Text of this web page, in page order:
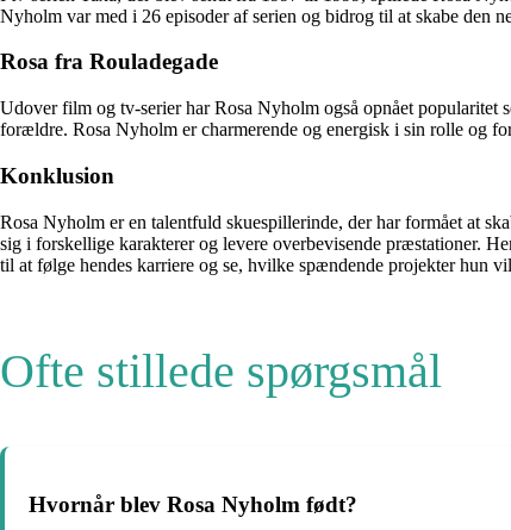
Nyholm var med i 26 episoder af serien og bidrog til at skabe den
Rosa fra Rouladegade
Udover film og tv-serier har Rosa Nyholm også opnået popularitet
forældre. Rosa Nyholm er charmerende og energisk i sin rolle og
Konklusion
Rosa Nyholm er en talentfuld skuespillerinde, der har formået at
sig i forskellige karakterer og levere overbevisende præstationer.
til at følge hendes karriere og se, hvilke spændende projekter hun
Ofte stillede spørgsmål
Hvornår blev Rosa Nyholm født?